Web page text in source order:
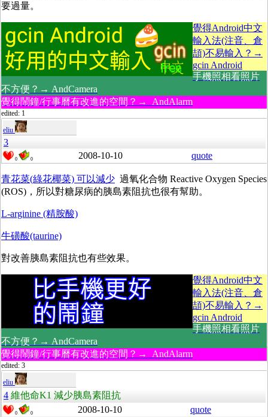
要過量。
覺得Android中文
輸入法(注音、倉
頡)不易輸入？→
gcin Android
手機照相看照片
不方便？→ AndCamera
覺得鬧鐘/行事曆有改進的空間？→ AndAlarm
edited: 1
eliu
3
0 0 2008-10-10 quote
青花菜(綠花椰菜) 可以減少 過氧化合物 Reactive Oxygen Species
(ROS)，所以對糖尿病的胰島素阻抗也很有幫助。
L-arginine (精胺酸)
牛磺酸(taurine)
對改善胰島素阻抗也有些效果。
覺得Android中文
輸入法(注音、倉
頡)不易輸入？→
gcin Android
手機照相看照片
不方便？→ AndCamera
覺得鬧鐘/行事曆有改進的空間？→ AndAlarm
edited: 3
eliu
4 維他命K1 減少胰島素阻抗
0 0 2008-10-10 quote